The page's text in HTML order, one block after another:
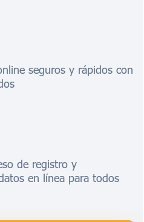
seguros y rápidos con
de registro y
en línea para todos